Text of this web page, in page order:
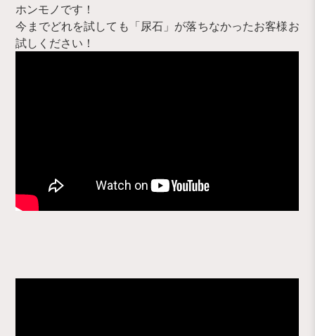
ホンモノです！
今までどれを試しても「尿石」が落ちなかったお客様お
試しください！